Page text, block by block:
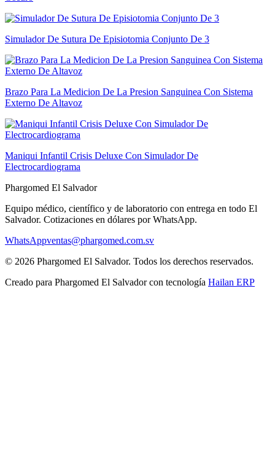
Simulador De Sutura De Episiotomia Conjunto De 3
Brazo Para La Medicion De La Presion Sanguinea Con Sistema
Externo De Altavoz
Maniqui Infantil Crisis Deluxe Con Simulador De
Electrocardiograma
Phargomed El Salvador
Equipo médico, científico y de laboratorio con entrega en todo El
Salvador. Cotizaciones en dólares por WhatsApp.
WhatsAppventas@phargomed.com.sv
© 2026 Phargomed El Salvador. Todos los derechos reservados.
Creado para Phargomed El Salvadorcon tecnología Hailan ERP